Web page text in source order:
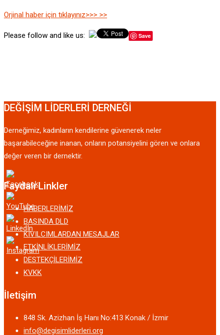
Orjinal haber için tıklayınız>>> >>
Please follow and like us: Save
DEĞİŞİM LİDERLERİ DERNEĞİ
Derneğimiz, kadınların kendilerine güvenerek neler
başarabileceğine inanan, onların potansiyelini gören ve onlara
değer veren bir dernektir.
Faydalı Linkler
HABERLERİMİZ
BASINDA DLD
KIVILCIMLARDAN MESAJLAR
ETKİNLİKLERİMİZ
DESTEKÇİLERİMİZ
KVKK
İletişim
848 Sk. Azizhan İş Hanı No:413 Konak / İzmir
info@degisimliderleri.org